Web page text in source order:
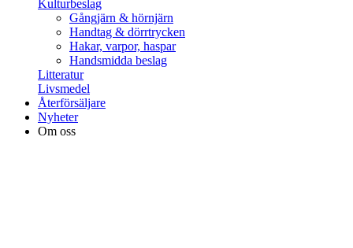
Kulturbeslag
Gångjärn & hörnjärn
Handtag & dörrtrycken
Hakar, varpor, haspar
Handsmidda beslag
Litteratur
Livsmedel
Återförsäljare
Nyheter
Om oss